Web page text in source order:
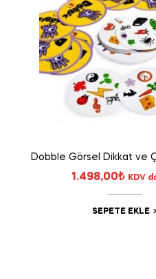
Dobble Görsel Dikkat ve
1.498,00₺ KDV
SEPETE EKLE